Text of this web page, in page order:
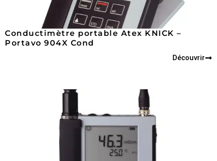
Conductimètre portable Atex KNICK –
Portavo 904X Cond
Découvrir